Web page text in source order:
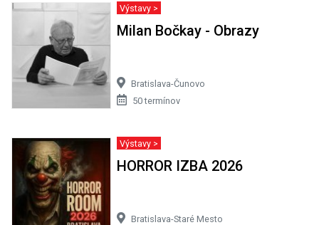
Výstavy >
Milan Bočkay - Obrazy
Bratislava-Čunovo
50 termínov
Výstavy >
HORROR IZBA 2026
Bratislava-Staré Mesto